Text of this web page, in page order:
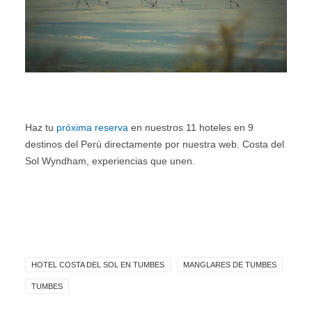
Haz tu próxima reserva en nuestros 11 hoteles en 9
destinos del Perú directamente por nuestra web. Costa del
Sol Wyndham, experiencias que unen.
HOTEL COSTA DEL SOL EN TUMBES MANGLARES DE TUMBES
TUMBES